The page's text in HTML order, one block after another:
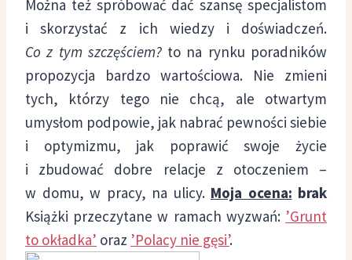
Można też spróbować dać szansę specjalistom
i skorzystać z ich wiedzy i doświadczeń.
Co z tym szczęściem?to na rynku poradników
propozycja bardzo wartościowa. Nie zmieni
tych, którzy tego nie chcą, ale otwartym
umysłom podpowie, jak nabrać pewności siebie
i optymizmu, jak poprawić swoje życie
i zbudować dobre relacje z otoczeniem –
w domu, w pracy, na ulicy. Moja ocena: brak
Książki przeczytane w ramach wyzwań: ’Grunt
to okładka’ oraz ’Polacy nie gęsi’.